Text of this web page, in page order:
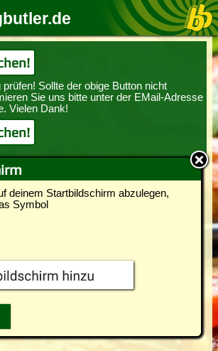
deinem Startbildschirm abzulegen,
Symbol